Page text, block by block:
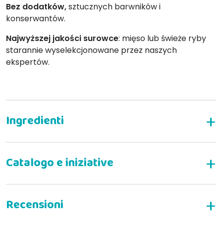
Bez dodatków,sztucznych barwników i
konserwantów.
Najwyższej jakości surowce: mięso lub świeże ryby
starannie wyselekcjonowane przez naszych
ekspertów.
TYLKO WIEPRZOWINA